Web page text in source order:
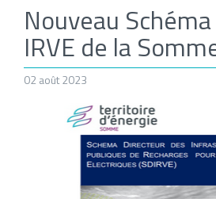
Nouveau
IRVE de la
02 août 2023